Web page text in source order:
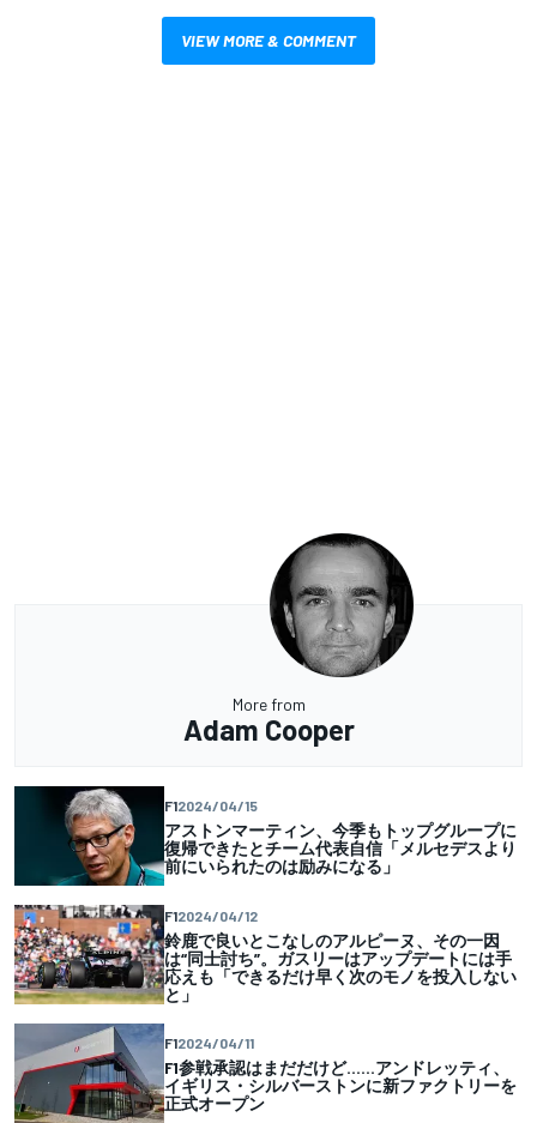
VIEW MORE & COMMENT
More from
Adam Cooper
F12024/04/15
アストンマーティン、今季もトップグループに
復帰できたとチーム代表自信「メルセデスより
前にいられたのは励みになる」
F12024/04/12
鈴鹿で良いとこなしのアルピーヌ、その一因
は“同士討ち”。ガスリーはアップデートには手
応えも「できるだけ早く次のモノを投入しない
と」
F12024/04/11
F1参戦承認はまだだけど……アンドレッティ、
イギリス・シルバーストンに新ファクトリーを
正式オープン